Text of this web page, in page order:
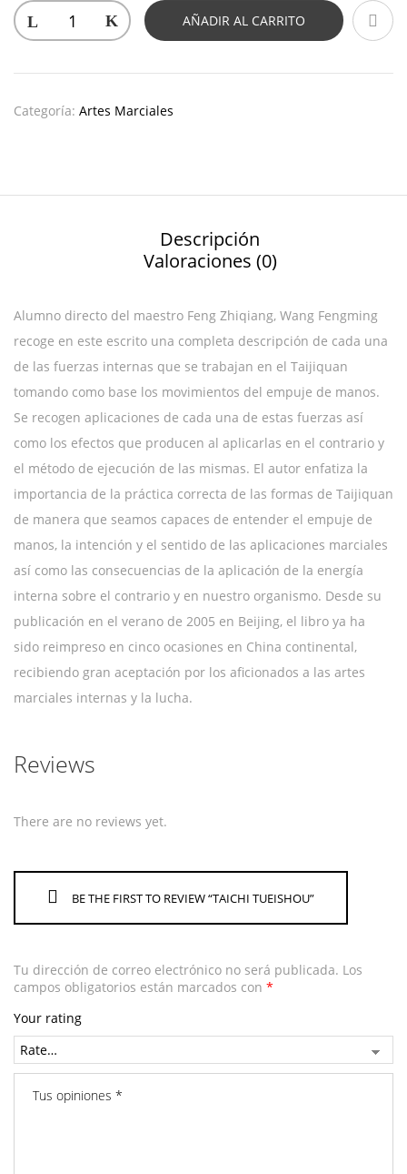
AÑADIR AL CARRITO
Categoría: Artes Marciales
Descripción
Valoraciones (0)
Alumno directo del maestro Feng Zhiqiang, Wang Fengming
recoge en este escrito una completa descripción de cada una
de las fuerzas internas que se trabajan en el Taijiquan
tomando como base los movimientos del empuje de manos.
Se recogen aplicaciones de cada una de estas fuerzas así
como los efectos que producen al aplicarlas en el contrario y
el método de ejecución de las mismas. El autor enfatiza la
importancia de la práctica correcta de las formas de Taijiquan
de manera que seamos capaces de entender el empuje de
manos, la intención y el sentido de las aplicaciones marciales
así como las consecuencias de la aplicación de la energía
interna sobre el contrario y en nuestro organismo. Desde su
publicación en el verano de 2005 en Beijing, el libro ya ha
sido reimpreso en cinco ocasiones en China continental,
recibiendo gran aceptación por los aficionados a las artes
marciales internas y la lucha.
Reviews
There are no reviews yet.
BE THE FIRST TO REVIEW “TAICHI TUEISHOU”
Tu dirección de correo electrónico no será publicada. Los
campos obligatorios están marcados con *
Your rating